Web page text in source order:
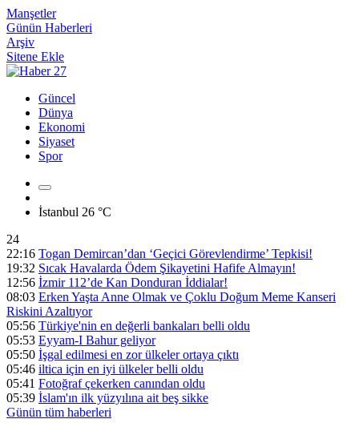
Manşetler
Günün Haberleri
Arşiv
Sitene Ekle
Güncel
Dünya
Ekonomi
Siyaset
Spor
İstanbul 26 °C
24
22:16 Togan Demircan’dan ‘Geçici Görevlendirme’ Tepkisi!
19:32 Sıcak Havalarda Ödem Şikayetini Hafife Almayın!
12:56 İzmir 112’de Kan Donduran İddialar!
08:03 Erken Yaşta Anne Olmak ve Çoklu Doğum Meme Kanseri
Riskini Azaltıyor
05:56 Türkiye'nin en değerli bankaları belli oldu
05:53 Eyyam-I Bahur geliyor
05:50 İşgal edilmesi en zor ülkeler ortaya çıktı
05:46 iltica için en iyi ülkeler belli oldu
05:41 Fotoğraf çekerken canından oldu
05:39 İslam'ın ilk yüzyılına ait beş sikke
Günün tüm haberleri